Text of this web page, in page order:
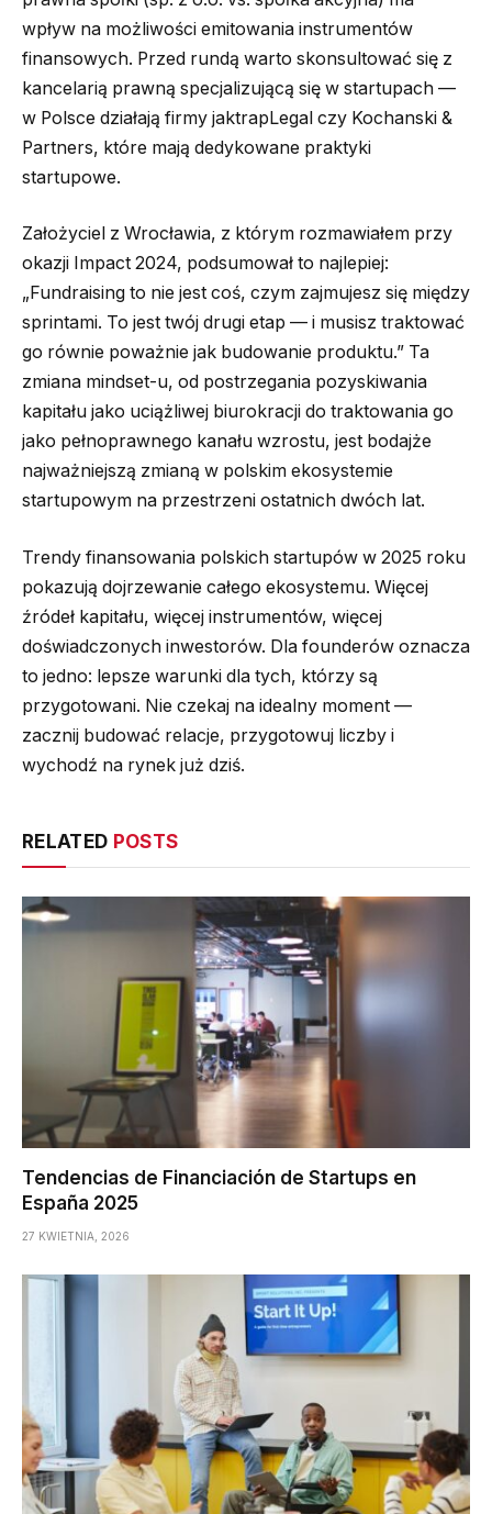
wpływ na możliwości emitowania instrumentów
finansowych. Przed rundą warto skonsultować się z
kancelarią prawną specjalizującą się w startupach —
w Polsce działają firmy jaktrapLegal czy Kochanski &
Partners, które mają dedykowane praktyki
startupowe.
Założyciel z Wrocławia, z którym rozmawiałem przy
okazji Impact 2024, podsumował to najlepiej:
„Fundraising to nie jest coś, czym zajmujesz się między
sprintami. To jest twój drugi etap — i musisz traktować
go równie poważnie jak budowanie produktu.” Ta
zmiana mindset-u, od postrzegania pozyskiwania
kapitału jako uciążliwej biurokracji do traktowania go
jako pełnoprawnego kanału wzrostu, jest bodajże
najważniejszą zmianą w polskim ekosystemie
startupowym na przestrzeni ostatnich dwóch lat.
Trendy finansowania polskich startupów w 2025 roku
pokazują dojrzewanie całego ekosystemu. Więcej
źródeł kapitału, więcej instrumentów, więcej
doświadczonych inwestorów. Dla founderów oznacza
to jedno: lepsze warunki dla tych, którzy są
przygotowani. Nie czekaj na idealny moment —
zacznij budować relacje, przygotowuj liczby i
wychodź na rynek już dziś.
RELATED POSTS
Tendencias de Financiación de Startups en
España 2025
27 KWIETNIA, 2026